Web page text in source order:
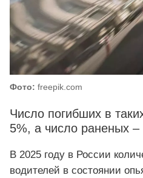
Фото: freepik.com
Число погибших в
5%, а число раненых –
В 2025 году в России
водителей в состоянии